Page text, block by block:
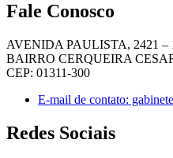
Fale Conosco
AVENIDA PAULISTA, 2421 –
BAIRRO CERQUEIRA
CEP: 01311-300
E-mail de contato:
Redes Sociais